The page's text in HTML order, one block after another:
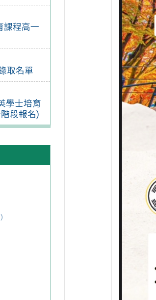
課程高一
取名單
學士培育
段報名)